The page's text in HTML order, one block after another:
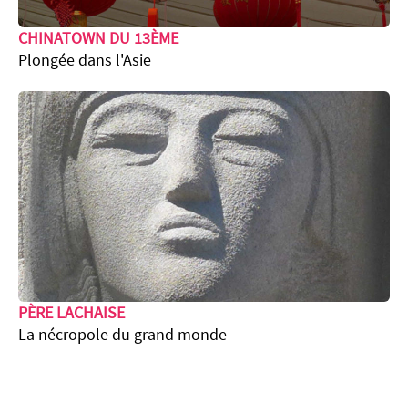
CHINATOWN DU 13ÈME
Plongée dans l'Asie
PÈRE LACHAISE
La nécropole du grand monde